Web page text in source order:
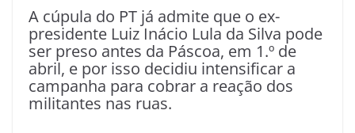
A cúpula do PT já admite que o ex-
presidente Luiz Inácio Lula da Silva pode
ser preso antes da Páscoa, em 1.º de
abril, e por isso decidiu intensificar a
campanha para cobrar a reação dos
militantes nas ruas.